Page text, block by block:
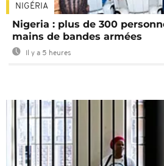
NIGÉRIA
Nigeria : plus de 300
mains de bandes armées
Il y a 5 heures